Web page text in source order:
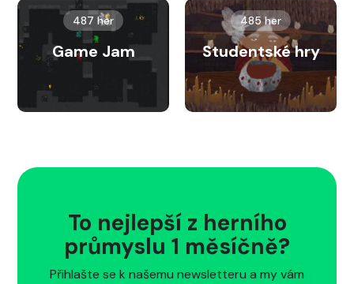
487 her
Game Jam
485 her
Studentské hry
To nejlepší z herního
průmyslu 1 měsíčně?
Přihlašte se k našemu newsletteru a my vám